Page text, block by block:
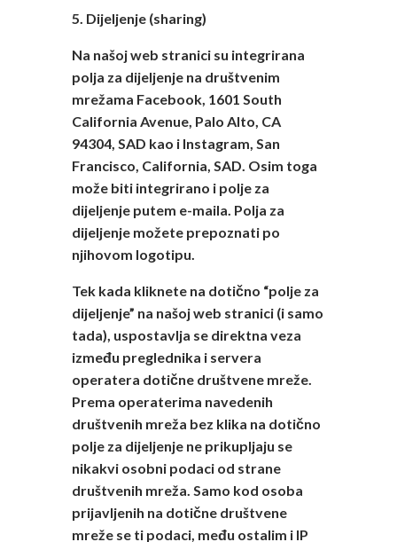
5. Dijeljenje (sharing)
Na našoj web stranici su integrirana
polja za dijeljenje na društvenim
mrežama Facebook, 1601 South
California Avenue, Palo Alto, CA
94304, SAD kao i Instagram, San
Francisco, California, SAD. Osim toga
može biti integrirano i polje za
dijeljenje putem e-maila. Polja za
dijeljenje možete prepoznati po
njihovom logotipu.
Tek kada kliknete na dotično “polje za
dijeljenje” na našoj web stranici (i samo
tada), uspostavlja se direktna veza
između preglednika i servera
operatera dotične društvene mreže.
Prema operaterima navedenih
društvenih mreža bez klika na dotično
polje za dijeljenje ne prikupljaju se
nikakvi osobni podaci od strane
društvenih mreža. Samo kod osoba
prijavljenih na dotične društvene
mreže se ti podaci, među ostalim i IP